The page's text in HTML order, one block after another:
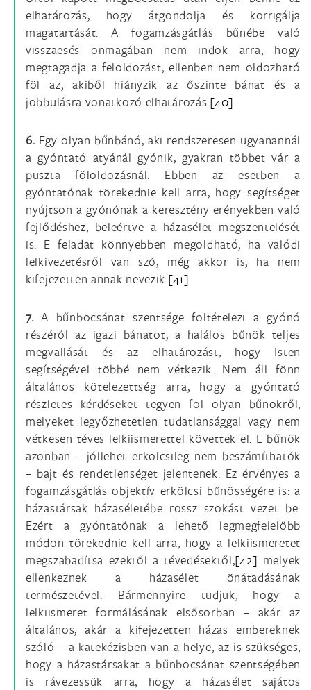
elhatározás, hogy átgondolja és korrigálja
magatartását. A fogamzásgátlás bűnébe való
visszaesés önmagában nem indok arra, hogy
megtagadja a feloldozást; ellenben nem oldozható
föl az, akiből hiányzik az őszinte bánat és a
jobbulásra vonatkozó elhatározás.[40]
6.Egy olyan bűnbánó, aki rendszeresen ugyanannál
a gyóntató atyánál gyónik, gyakran többet vár a
puszta föloldozásnál. Ebben az esetben a
gyóntatónak törekednie kell arra, hogy segítséget
nyújtson a gyónónak a keresztény erényekben való
fejlődéshez, beleértve a házasélet megszentelését
is. E feladat könnyebben megoldható, ha valódi
lelkivezetésről van szó, még akkor is, ha nem
kifejezetten annak nevezik.[41]
7.A bűnbocsánat szentsége föltételezi a gyónó
részéról az igazi bánatot, a halálos bűnök teljes
megvallását és az elhatározást, hogy Isten
segítségével többé nem vétkezik. Nem áll fönn
általános kötelezettség arra, hogy a gyóntató
részletes kérdéseket tegyen föl olyan bűnökről,
melyeket legyőzhetetlen tudatlansággal vagy nem
vétkesen téves lelkiismerettel követtek el. E bűnök
azonban – jóllehet erkölcsileg nem beszámíthatók
– bajt és rendetlenséget jelentenek. Ez érvényes a
fogamzásgátlás objektív erkölcsi bűnösségére is: a
házastársak házaséletébe rossz szokást vezet be.
Ezért a gyóntatónak a lehető legmegfelelőbb
módon törekednie kell arra, hogy a lelkiismeretet
megszabadítsa ezektől a tévedésektől,[42] melyek
ellenkeznek a házasélet önátadásának
természetével. Bármennyire tudjuk, hogy a
lelkiismeret formálásának elsősorban – akár az
általános, akár a kifejezetten házas embereknek
szóló – a katekézisben van a helye, az is szükséges,
hogy a házastársakat a bűnbocsánat szentségében
is rávezessük arra, hogy a házasélet sajátos